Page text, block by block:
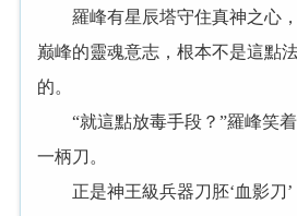
羅峰有星辰塔守住真神之心，
巅峰的靈魂意志，根本不是這點
的。
“就這點放毒手段？”羅峰笑着
一柄刀。
正是神王級兵器刀胚‘血影刀’